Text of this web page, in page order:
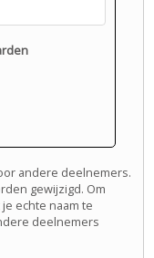
andere deelnemers.
gewijzigd. Om
echte naam te
deelnemers